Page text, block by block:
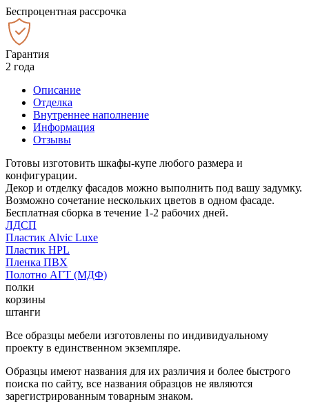
Беспроцентная рассрочка
Гарантия
2 года
Описание
Отделка
Внутреннее наполнение
Информация
Отзывы
Готовы изготовить шкафы-купе любого размера и
конфигурации.
Декор и отделку фасадов можно выполнить под вашу задумку.
Возможно сочетание нескольких цветов в одном фасаде.
Бесплатная сборка в течение 1-2 рабочих дней.
ЛДСП
Пластик Alvic Luxe
Пластик HPL
Пленка ПВХ
Полотно АГТ (МДФ)
полки
корзины
штанги
Все образцы мебели изготовлены по индивидуальному
проекту в единственном экземпляре.
Образцы имеют названия для их различия и более быстрого
поиска по сайту, все названия образцов не являются
зарегистрированным товарным знаком.